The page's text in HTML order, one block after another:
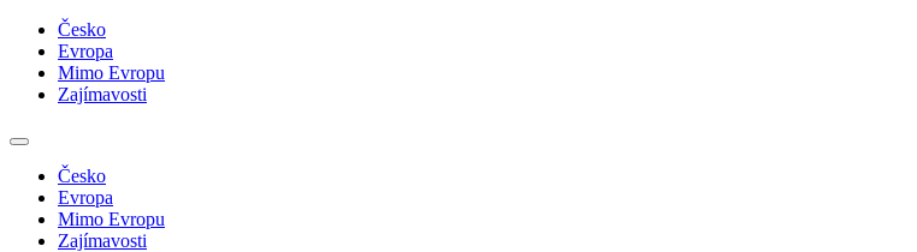
Česko
Evropa
Mimo Evropu
Zajímavosti
Česko
Evropa
Mimo Evropu
Zajímavosti